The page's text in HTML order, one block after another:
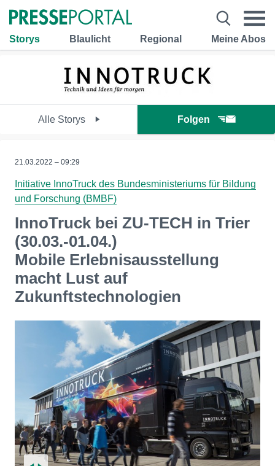
Storys Blaulicht Regional Meine Abos
Alle Storys Folgen
21.03.2022 – 09:29
Initiative InnoTruck des Bundesministeriums für Bildung
und Forschung (BMBF)
InnoTruck bei ZU-TECH in Trier
(30.03.-01.04.)
Mobile Erlebnisausstellung
macht Lust auf
Zukunftstechnologien